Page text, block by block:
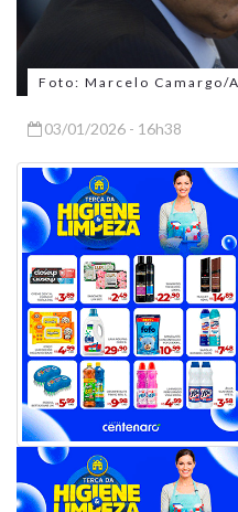
Foto: Marcelo Camargo/
03/01/2026 - 16h38